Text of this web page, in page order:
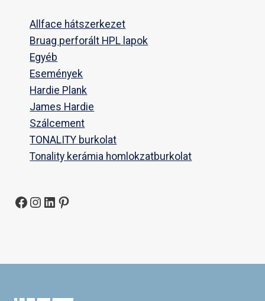
Allface hátszerkezet
Bruag perforált HPL lapok
Egyéb
Események
Hardie Plank
James Hardie
Szálcement
TONALITY burkolat
Tonality kerámia homlokzatburkolat
Facebook
Instagram
LinkedIn
Pinterest